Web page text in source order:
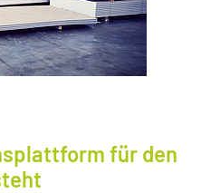
für den